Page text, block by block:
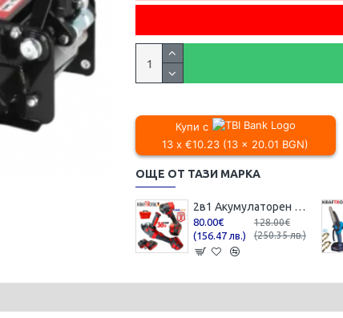
Купи с
13 x €10.23 (13 x 20.01 BGN)
ОЩЕ ОТ ТАЗИ МАРКА
2в1 Акумулаторен Ъглошлайф и Гайковерт / Импакт KRAFTROYAL 36V 8,0AH 2 батерии Шлайф Червен Комплект
80.00€
(156.47 лв.)
128.00€
(250.35 лв.)